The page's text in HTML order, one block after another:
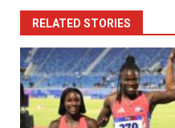
RELATED STORIES